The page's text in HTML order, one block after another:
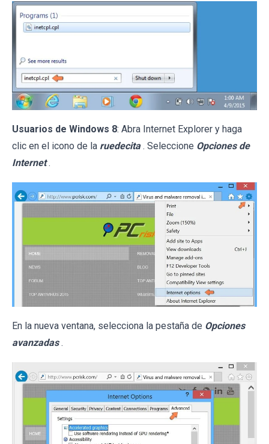
Usuarios de Windows 8: Abra Internet Explorer y haga
clic en el icono de la ruedecita . Seleccione Opciones de
Internet .
En la nueva ventana, selecciona la pestaña de Opciones
avanzadas .